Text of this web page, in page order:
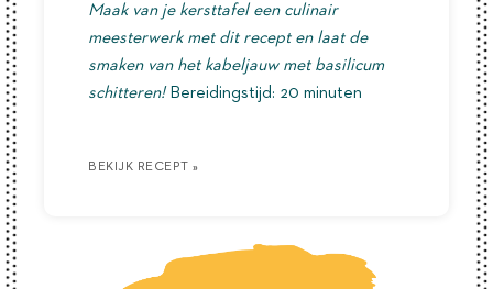
BEKIJK RECEPT »
BEKIJK RECEPT »
Maak van je kersttafel een culinair
meesterwerk met dit recept en laat de
smaken van het kabeljauw met basilicum
schitteren! Bereidingstijd: 20 minuten
BEKIJK RECEPT »